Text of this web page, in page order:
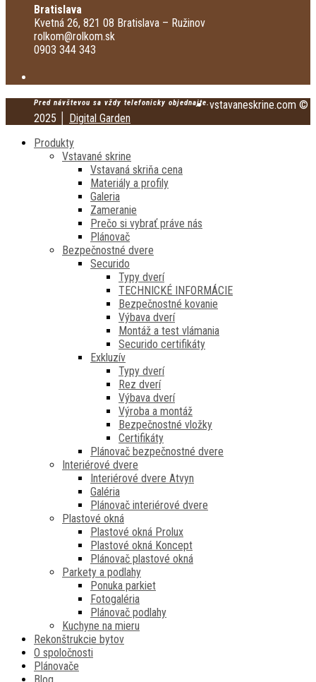
Bratislava
Kvetná 26, 821 08 Bratislava – Ružinov
rolkom@rolkom.sk
0903 344 343
Pred návštevou sa vždy telefonicky objednajte.vstavaneskrine.com ©
2025 │ Digital Garden
Produkty
Vstavané skrine
Vstavaná skriňa cena
Materiály a profily
Galeria
Zameranie
Prečo si vybrať práve nás
Plánovač
Bezpečnostné dvere
Securido
Typy dverí
TECHNICKÉ INFORMÁCIE
Bezpečnostné kovanie
Výbava dverí
Montáž a test vlámania
Securido certifikáty
Exkluzív
Typy dverí
Rez dverí
Výbava dverí
Výroba a montáž
Bezpečnostné vložky
Certifikáty
Plánovač bezpečnostné dvere
Interiérové dvere
Interiérové dvere Atvyn
Galéria
Plánovač interiérové dvere
Plastové okná
Plastové okná Prolux
Plastové okná Koncept
Plánovač plastové okná
Parkety a podlahy
Ponuka parkiet
Fotogaléria
Plánovač podlahy
Kuchyne na mieru
Rekonštrukcie bytov
O spoločnosti
Plánovače